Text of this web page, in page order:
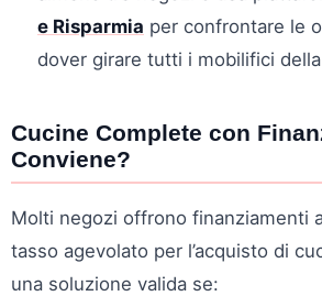
e Risparmia per confrontare le
dover girare tutti i mobilifici
Cucine Complete con
Conviene?
Molti negozi offrono finanziamenti
tasso agevolato per l’acquisto di
una soluzione valida se: